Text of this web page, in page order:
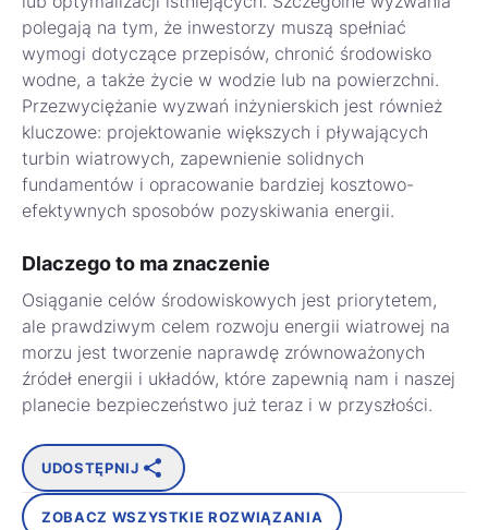
polegają na tym, że inwestorzy muszą spełniać
wymogi dotyczące przepisów, chronić środowisko
wodne, a także życie w wodzie lub na powierzchni.
Przezwyciężanie wyzwań inżynierskich jest również
kluczowe: projektowanie większych i pływających
turbin wiatrowych, zapewnienie solidnych
fundamentów i opracowanie bardziej kosztowo-
efektywnych sposobów pozyskiwania energii.
Dlaczego to ma znaczenie
Osiąganie celów środowiskowych jest priorytetem,
ale prawdziwym celem rozwoju energii wiatrowej na
morzu jest tworzenie naprawdę zrównoważonych
źródeł energii i układów, które zapewnią nam i naszej
planecie bezpieczeństwo już teraz i w przyszłości.
UDOSTĘPNIJ
ZOBACZ WSZYSTKIE ROZWIĄZANIA